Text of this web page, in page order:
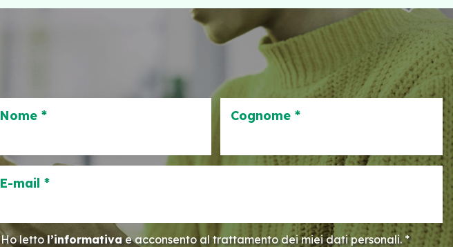
Nome * Cognome *
E-mail *
Ho letto l’informativae acconsento al trattamento dei miei dati personali. *